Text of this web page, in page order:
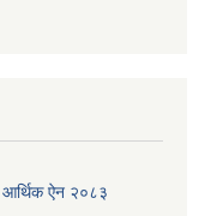
आर्थिक ऐन २०८३